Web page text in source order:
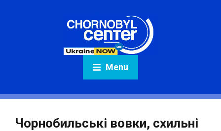
Menu
Чорнобильські вовки, схильні